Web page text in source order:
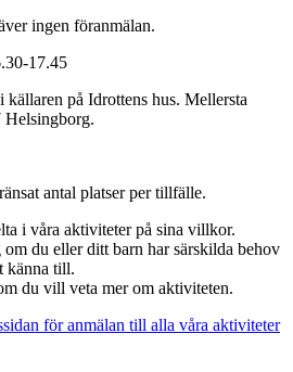
ingen föranmälan.
17.45
på Idrottens hus. Mellersta
Helsingborg.
antal platser per tillfälle.
i våra aktiviteter på sina villkor.
du eller ditt barn har särskilda behov
känna till.
du vill veta mer om aktiviteten.
för anmälan till alla våra aktiviteter